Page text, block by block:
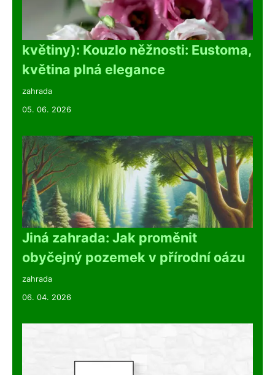
květiny): Kouzlo něžnosti: Eustoma,
květina plná elegance
zahrada
05. 06. 2026
Jiná zahrada: Jak proměnit
obyčejný pozemek v přírodní oázu
zahrada
06. 04. 2026